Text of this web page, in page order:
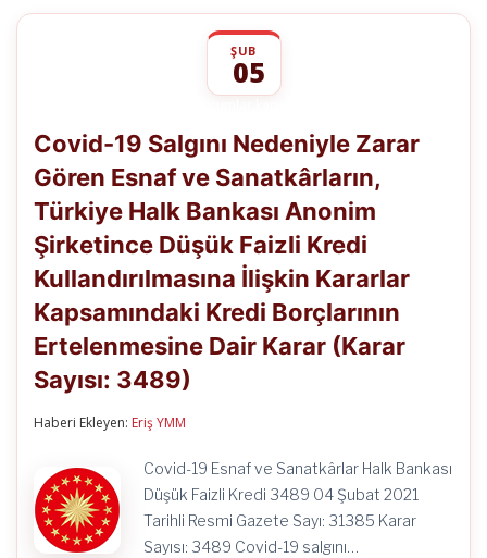
ŞUB
05
Salgını
Nedeniyle
Zarar
Esnaf
ve
Sanatkârların,
Türkiye
Halk
Bankası
Anonim
Şirketince
Kapsamındaki
Kredi
Borçlarının
Ertelenmesine
Dair
Covid-19 Salgını Nedeniyle Zarar
Gören Esnaf ve Sanatkârların,
Türkiye Halk Bankası Anonim
Şirketince Düşük Faizli Kredi
Kullandırılmasına İlişkin Kararlar
Kapsamındaki Kredi Borçlarının
Ertelenmesine Dair Karar (Karar
Sayısı: 3489)
Haberi Ekleyen: Eriş YMM
Covid-19 Esnaf ve Sanatkârlar Halk Bankası
Düşük Faizli Kredi 3489 04 Şubat 2021
Tarihli Resmi Gazete Sayı: 31385 Karar
Sayısı: 3489 Covid-19 salgını…